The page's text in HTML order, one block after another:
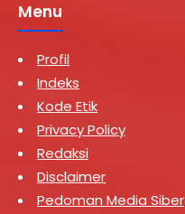
Menu
Profil
Indeks
Kode Etik
Privacy Policy
Redaksi
Disclaimer
Pedoman Media Siber